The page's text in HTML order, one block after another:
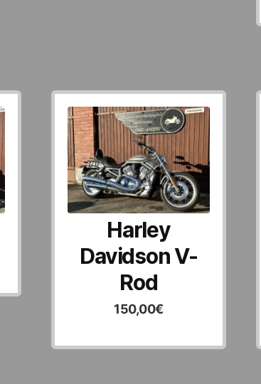
Harley
Davidson V-
Rod
150,00€